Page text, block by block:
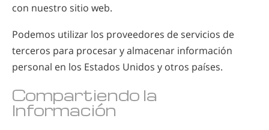
con nuestro sitio web.
Podemos utilizar los proveedores de servicios de
terceros para procesar y almacenar información
personal en los Estados Unidos y otros países.
Compartiendo la
Información